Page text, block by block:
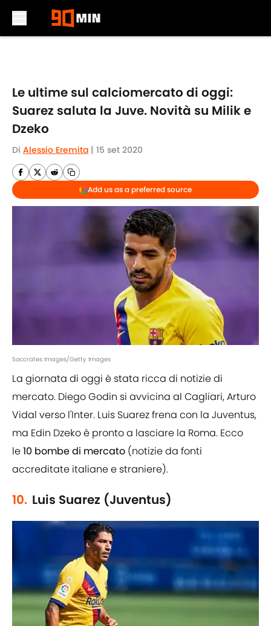
Le ultime sul calciomercato di oggi:
Suarez saluta la Juve. Novità su Milik e
Dzeko
Di Alessio Eremita | 15 set 2020
Add us as a preferred source
Soccrates Images/Getty Images
La giornata di oggi è stata ricca di notizie di
mercato. Diego Godin si avvicina al Cagliari, Arturo
Vidal verso l'Inter. Luis Suarez frena con la Juventus,
ma Edin Dzeko è pronto a lasciare la Roma. Ecco
le10 bombe di mercato (notizie da fonti
accreditate italiane e straniere).
10. Luis Suarez (Juventus)